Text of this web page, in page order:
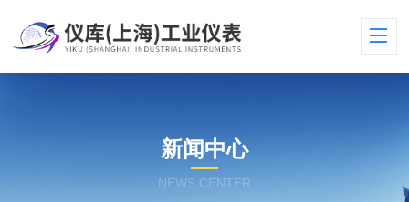
新闻中心
NEWS CENTER